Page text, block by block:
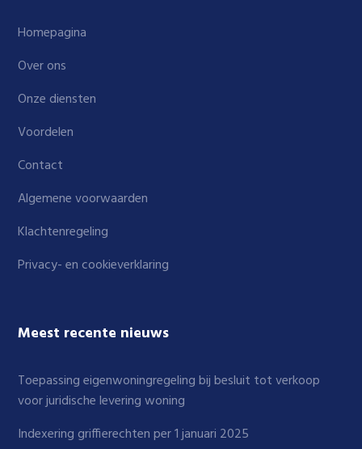
Homepagina
Over ons
Onze diensten
Voordelen
Contact
Algemene voorwaarden
Klachtenregeling
Privacy- en cookieverklaring
Meest recente nieuws
Toepassing eigenwoningregeling bij besluit tot verkoop
voor juridische levering woning
Indexering griffierechten per 1 januari 2025